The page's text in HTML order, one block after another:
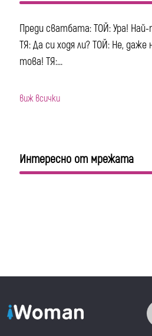
Преди сватбата: ТОЙ: Ура! Най-
ТЯ: Да си ходя ли? ТОЙ: Не, даже
това! ТЯ:...
виж всички
Интересно от мрежата